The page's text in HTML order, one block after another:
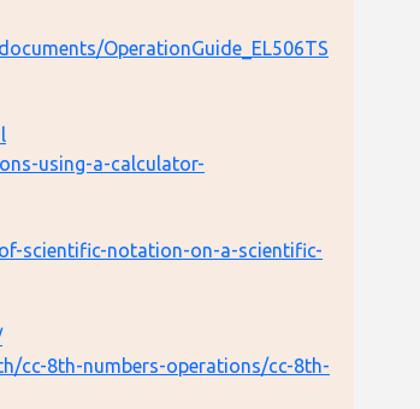
OperationGuide_EL506TS
using-a-calculator-
scientific-notation-on-a-scientific-
cc-8th-numbers-operations/cc-8th-